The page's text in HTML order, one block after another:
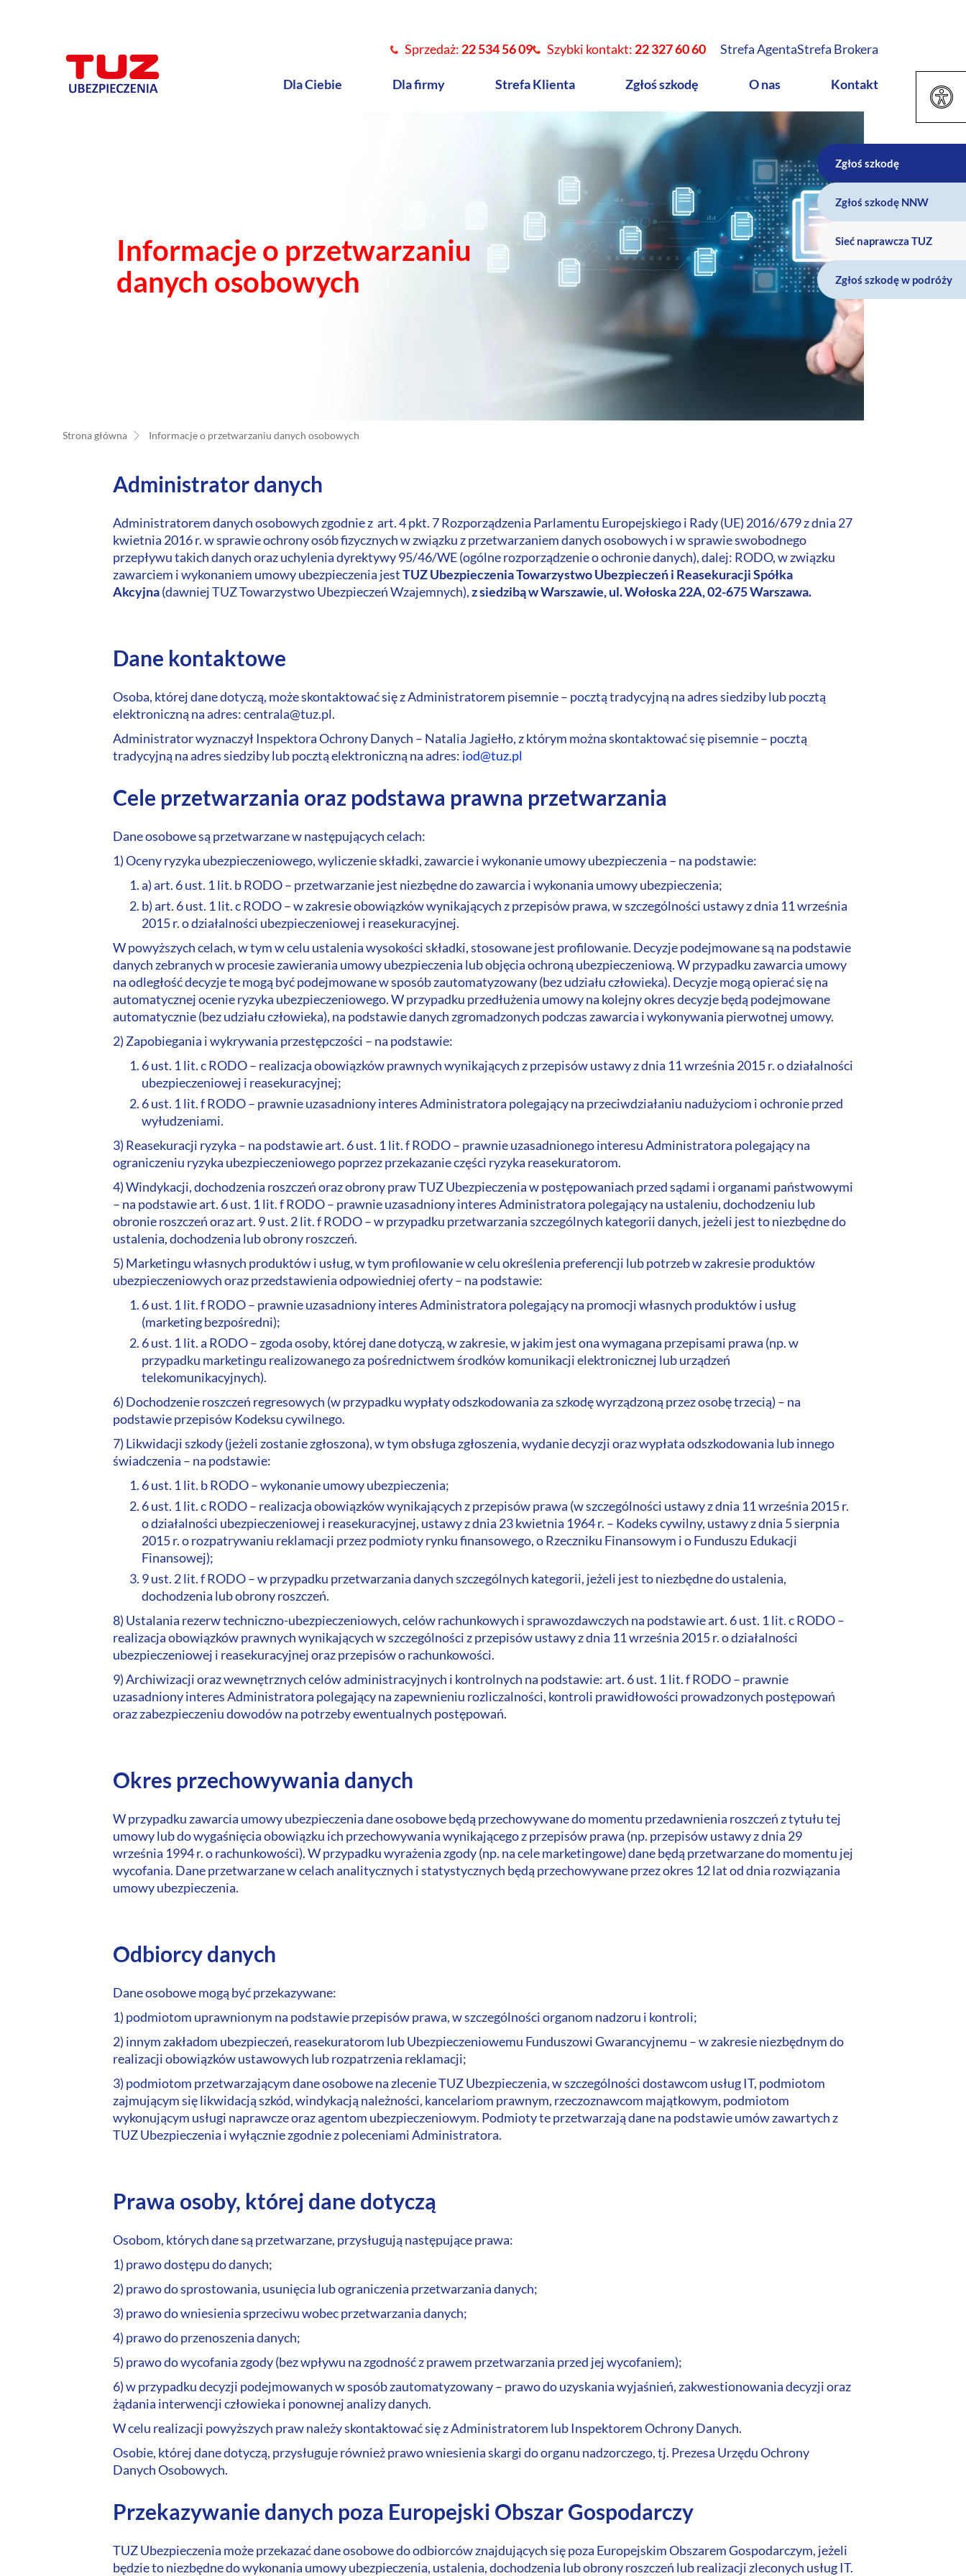
Sprzedaż: 22 534 56 09 Szybki kontakt: 22 327 60 60 Strefa AgentaStrefa Brokera
Dla Ciebie Dla firmy Strefa Klienta Zgłoś szkodę O nas Kontakt
Zgłoś szkodę
Zgłoś szkodę NNW
Sieć naprawcza TUZ
Zgłoś szkodę w podróży
Informacje o przetwarzaniu
danych osobowych
Strona główna Informacje o przetwarzaniu danych osobowych
Administrator danych
Administratorem danych osobowych zgodnie z art. 4 pkt. 7 Rozporządzenia Parlamentu Europejskiego i Rady (UE) 2016/679 z dnia 27
kwietnia 2016 r. w sprawie ochrony osób fizycznych w związku z przetwarzaniem danych osobowych i w sprawie swobodnego
przepływu takich danych oraz uchylenia dyrektywy 95/46/WE (ogólne rozporządzenie o ochronie danych), dalej: RODO, w związku
zawarciem i wykonaniem umowy ubezpieczenia jestTUZ Ubezpieczenia Towarzystwo Ubezpieczeń i Reasekuracji Spółka
Akcyjna(dawniej TUZ Towarzystwo Ubezpieczeń Wzajemnych),z siedzibą w Warszawie, ul. Wołoska 22A, 02-675 Warszawa.
Dane kontaktowe
Osoba, której dane dotyczą, może skontaktować się z Administratorem pisemnie – pocztą tradycyjną na adres siedziby lub pocztą
elektroniczną na adres: centrala@tuz.pl.
Administrator wyznaczył Inspektora Ochrony Danych – Natalia Jagiełło, z którym można skontaktować się pisemnie – pocztą
tradycyjną na adres siedziby lub pocztą elektroniczną na adres: iod@tuz.pl
Cele przetwarzania oraz podstawa prawna przetwarzania
Dane osobowe są przetwarzane w następujących celach:
1) Oceny ryzyka ubezpieczeniowego, wyliczenie składki, zawarcie i wykonanie umowy ubezpieczenia – na podstawie:
a) art. 6 ust. 1 lit. b RODO – przetwarzanie jest niezbędne do zawarcia i wykonania umowy ubezpieczenia;
b) art. 6 ust. 1 lit. c RODO – w zakresie obowiązków wynikających z przepisów prawa, w szczególności ustawy z dnia 11 września
2015 r. o działalności ubezpieczeniowej i reasekuracyjnej.
W powyższych celach, w tym w celu ustalenia wysokości składki, stosowane jest profilowanie. Decyzje podejmowane są na podstawie
danych zebranych w procesie zawierania umowy ubezpieczenia lub objęcia ochroną ubezpieczeniową. W przypadku zawarcia umowy
na odległość decyzje te mogą być podejmowane w sposób zautomatyzowany (bez udziału człowieka). Decyzje mogą opierać się na
automatycznej ocenie ryzyka ubezpieczeniowego. W przypadku przedłużenia umowy na kolejny okres decyzje będą podejmowane
automatycznie (bez udziału człowieka), na podstawie danych zgromadzonych podczas zawarcia i wykonywania pierwotnej umowy.
2) Zapobiegania i wykrywania przestępczości – na podstawie:
6 ust. 1 lit. c RODO – realizacja obowiązków prawnych wynikających z przepisów ustawy z dnia 11 września 2015 r. o działalności
ubezpieczeniowej i reasekuracyjnej;
6 ust. 1 lit. f RODO – prawnie uzasadniony interes Administratora polegający na przeciwdziałaniu nadużyciom i ochronie przed
wyłudzeniami.
3) Reasekuracji ryzyka – na podstawie art. 6 ust. 1 lit. f RODO – prawnie uzasadnionego interesu Administratora polegający na
ograniczeniu ryzyka ubezpieczeniowego poprzez przekazanie części ryzyka reasekuratorom.
4) Windykacji, dochodzenia roszczeń oraz obrony praw TUZ Ubezpieczenia w postępowaniach przed sądami i organami państwowymi
– na podstawie art. 6 ust. 1 lit. f RODO – prawnie uzasadniony interes Administratora polegający na ustaleniu, dochodzeniu lub
obronie roszczeń oraz art. 9 ust. 2 lit. f RODO – w przypadku przetwarzania szczególnych kategorii danych, jeżeli jest to niezbędne do
ustalenia, dochodzenia lub obrony roszczeń.
5) Marketingu własnych produktów i usług, w tym profilowanie w celu określenia preferencji lub potrzeb w zakresie produktów
ubezpieczeniowych oraz przedstawienia odpowiedniej oferty – na podstawie:
6 ust. 1 lit. f RODO – prawnie uzasadniony interes Administratora polegający na promocji własnych produktów i usług
(marketing bezpośredni);
6 ust. 1 lit. a RODO – zgoda osoby, której dane dotyczą, w zakresie, w jakim jest ona wymagana przepisami prawa (np. w
przypadku marketingu realizowanego za pośrednictwem środków komunikacji elektronicznej lub urządzeń
telekomunikacyjnych).
6) Dochodzenie roszczeń regresowych (w przypadku wypłaty odszkodowania za szkodę wyrządzoną przez osobę trzecią) – na
podstawie przepisów Kodeksu cywilnego.
7) Likwidacji szkody (jeżeli zostanie zgłoszona), w tym obsługa zgłoszenia, wydanie decyzji oraz wypłata odszkodowania lub innego
świadczenia – na podstawie:
6 ust. 1 lit. b RODO – wykonanie umowy ubezpieczenia;
6 ust. 1 lit. c RODO – realizacja obowiązków wynikających z przepisów prawa (w szczególności ustawy z dnia 11 września 2015 r.
o działalności ubezpieczeniowej i reasekuracyjnej, ustawy z dnia 23 kwietnia 1964 r. – Kodeks cywilny, ustawy z dnia 5 sierpnia
2015 r. o rozpatrywaniu reklamacji przez podmioty rynku finansowego, o Rzeczniku Finansowym i o Funduszu Edukacji
Finansowej);
9 ust. 2 lit. f RODO – w przypadku przetwarzania danych szczególnych kategorii, jeżeli jest to niezbędne do ustalenia,
dochodzenia lub obrony roszczeń.
8) Ustalania rezerw techniczno-ubezpieczeniowych, celów rachunkowych i sprawozdawczych na podstawie art. 6 ust. 1 lit. c RODO –
realizacja obowiązków prawnych wynikających w szczególności z przepisów ustawy z dnia 11 września 2015 r. o działalności
ubezpieczeniowej i reasekuracyjnej oraz przepisów o rachunkowości.
9) Archiwizacji oraz wewnętrznych celów administracyjnych i kontrolnych na podstawie: art. 6 ust. 1 lit. f RODO – prawnie
uzasadniony interes Administratora polegający na zapewnieniu rozliczalności, kontroli prawidłowości prowadzonych postępowań
oraz zabezpieczeniu dowodów na potrzeby ewentualnych postępowań.
Okres przechowywania danych
W przypadku zawarcia umowy ubezpieczenia dane osobowe będą przechowywane do momentu przedawnienia roszczeń z tytułu tej
umowy lub do wygaśnięcia obowiązku ich przechowywania wynikającego z przepisów prawa (np. przepisów ustawy z dnia 29
września 1994 r. o rachunkowości). W przypadku wyrażenia zgody (np. na cele marketingowe) dane będą przetwarzane do momentu jej
wycofania. Dane przetwarzane w celach analitycznych i statystycznych będą przechowywane przez okres 12 lat od dnia rozwiązania
umowy ubezpieczenia.
Odbiorcy danych
Dane osobowe mogą być przekazywane:
1) podmiotom uprawnionym na podstawie przepisów prawa, w szczególności organom nadzoru i kontroli;
2) innym zakładom ubezpieczeń, reasekuratorom lub Ubezpieczeniowemu Funduszowi Gwarancyjnemu – w zakresie niezbędnym do
realizacji obowiązków ustawowych lub rozpatrzenia reklamacji;
3) podmiotom przetwarzającym dane osobowe na zlecenie TUZ Ubezpieczenia, w szczególności dostawcom usług IT, podmiotom
zajmującym się likwidacją szkód, windykacją należności, kancelariom prawnym, rzeczoznawcom majątkowym, podmiotom
wykonującym usługi naprawcze oraz agentom ubezpieczeniowym. Podmioty te przetwarzają dane na podstawie umów zawartych z
TUZ Ubezpieczenia i wyłącznie zgodnie z poleceniami Administratora.
Prawa osoby, której dane dotyczą
Osobom, których dane są przetwarzane, przysługują następujące prawa:
1) prawo dostępu do danych;
2) prawo do sprostowania, usunięcia lub ograniczenia przetwarzania danych;
3) prawo do wniesienia sprzeciwu wobec przetwarzania danych;
4) prawo do przenoszenia danych;
5) prawo do wycofania zgody (bez wpływu na zgodność z prawem przetwarzania przed jej wycofaniem);
6) w przypadku decyzji podejmowanych w sposób zautomatyzowany – prawo do uzyskania wyjaśnień, zakwestionowania decyzji oraz
żądania interwencji człowieka i ponownej analizy danych.
W celu realizacji powyższych praw należy skontaktować się z Administratorem lub Inspektorem Ochrony Danych.
Osobie, której dane dotyczą, przysługuje również prawo wniesienia skargi do organu nadzorczego, tj. Prezesa Urzędu Ochrony
Danych Osobowych.
Przekazywanie danych poza Europejski Obszar Gospodarczy
TUZ Ubezpieczenia może przekazać dane osobowe do odbiorców znajdujących się poza Europejskim Obszarem Gospodarczym, jeżeli
będzie to niezbędne do wykonania umowy ubezpieczenia, ustalenia, dochodzenia lub obrony roszczeń lub realizacji zleconych usług IT.